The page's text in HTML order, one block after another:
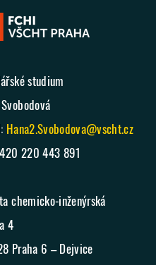
studium
Hana2.Svobodova@vscht.cz
220 443 891
chemicko-inženýrská
4
Praha 6 – Dejvice